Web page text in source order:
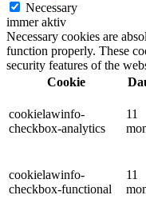
Necessary
immer aktiv
Necessary cookies are
function properly. These
security features of the
Cookie
cookielawinfo-
checkbox-analytics
11
cookielawinfo-
checkbox-functional
11